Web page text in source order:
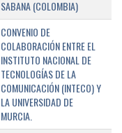
SABANA (COLOMBIA)
CONVENIO DE
COLABORACIÓN ENTRE EL
INSTITUTO NACIONAL DE
TECNOLOGÍAS DE LA
COMUNICACIÓN (INTECO) Y
LA UNIVERSIDAD DE
MURCIA.